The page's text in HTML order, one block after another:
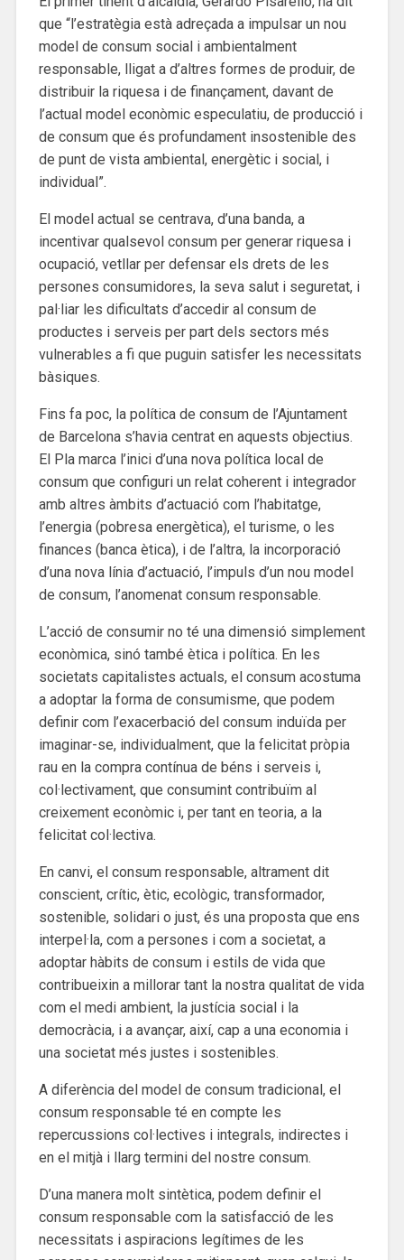
que “l’estratègia està adreçada a impulsar un nou
model de consum social i ambientalment
responsable, lligat a d’altres formes de produir, de
distribuir la riquesa i de finançament, davant de
l’actual model econòmic especulatiu, de producció i
de consum que és profundament insostenible des
de punt de vista ambiental, energètic i social, i
individual”.
El model actual se centrava, d’una banda, a
incentivar qualsevol consum per generar riquesa i
ocupació, vetllar per defensar els drets de les
persones consumidores, la seva salut i seguretat, i
pal·liar les dificultats d’accedir al consum de
productes i serveis per part dels sectors més
vulnerables a fi que puguin satisfer les necessitats
bàsiques.
Fins fa poc, la política de consum de l’Ajuntament
de Barcelona s’havia centrat en aquests objectius.
El Pla marca l’inici d’una nova política local de
consum que configuri un relat coherent i integrador
amb altres àmbits d’actuació com l’habitatge,
l’energia (pobresa energètica), el turisme, o les
finances (banca ètica), i de l’altra, la incorporació
d’una nova línia d’actuació, l’impuls d’un nou model
de consum, l’anomenat consum responsable.
L’acció de consumir no té una dimensió simplement
econòmica, sinó també ètica i política. En les
societats capitalistes actuals, el consum acostuma
a adoptar la forma de consumisme, que podem
definir com l’exacerbació del consum induïda per
imaginar-se, individualment, que la felicitat pròpia
rau en la compra contínua de béns i serveis i,
col·lectivament, que consumint contribuïm al
creixement econòmic i, per tant en teoria, a la
felicitat col·lectiva.
En canvi, el consum responsable, altrament dit
conscient, crític, ètic, ecològic, transformador,
sostenible, solidari o just, és una proposta que ens
interpel·la, com a persones i com a societat, a
adoptar hàbits de consum i estils de vida que
contribueixin a millorar tant la nostra qualitat de vida
com el medi ambient, la justícia social i la
democràcia, i a avançar, així, cap a una economia i
una societat més justes i sostenibles.
A diferència del model de consum tradicional, el
consum responsable té en compte les
repercussions col·lectives i integrals, indirectes i
en el mitjà i llarg termini del nostre consum.
D’una manera molt sintètica, podem definir el
consum responsable com la satisfacció de les
necessitats i aspiracions legítimes de les